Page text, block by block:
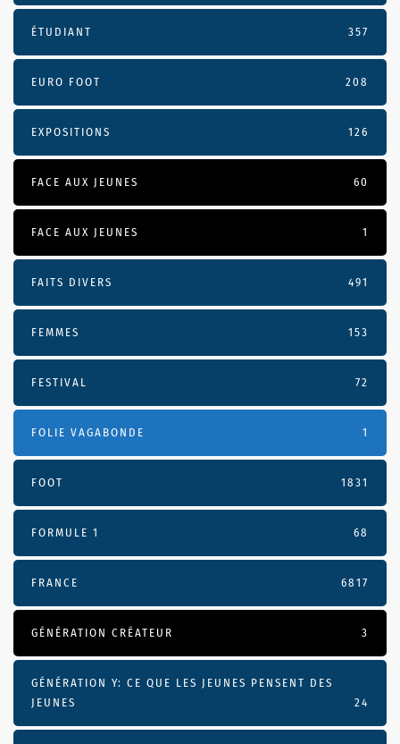
ÉTUDIANT 357
EURO FOOT 208
EXPOSITIONS 126
FACE AUX JEUNES 60
FACE AUX JEUNES 1
FAITS DIVERS 491
FEMMES 153
FESTIVAL 72
FOLIE VAGABONDE 1
FOOT 1831
FORMULE 1 68
FRANCE 6817
GÉNÉRATION CRÉATEUR 3
GÉNÉRATION Y: CE QUE LES JEUNES PENSENT DES
JEUNES
24